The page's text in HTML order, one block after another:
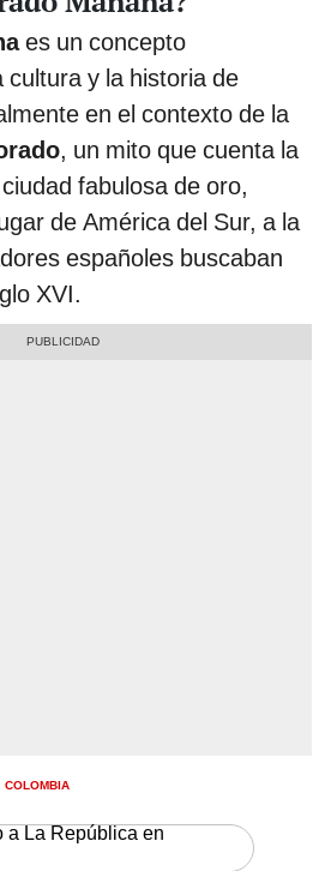
es un concepto
cultura y la historia de
en el contexto de la
, un mito que cuenta la
fabulosa de oro,
de América del Sur, a la
españoles buscaban
XVI.
COLOMBIA
a La República en